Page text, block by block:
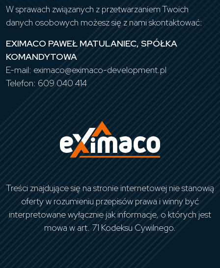
W sprawach związanych z przetwarzaniem Twoich
danych osobowych możesz się z nami skontaktować:
EXIMACO PAWEŁ MATULANIEC, SPÓŁKA
KOMANDYTOWA
E-mail: eximaco@eximaco-development.pl
Telefon: 609 040 414
Treści znajdujące się na stronie internetowej nie stanowią
oferty w rozumieniu przepisów prawa i winny być
interpretowane wyłącznie jak informacje, o których jest
mowa w art. 71 Kodeksu Cywilnego.